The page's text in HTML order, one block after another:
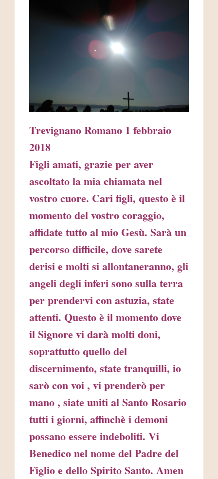
Trevignano Romano 1 febbraio
2018
Figli amati, grazie per aver
ascoltato la mia chiamata nel
vostro cuore. Cari figli, questo è il
momento del vostro coraggio,
affidate tutto al mio Gesù. Sarà un
percorso difficile, dove sarete
derisi e molti si allontaneranno, gli
angeli degli inferi sono sulla terra
per prendervi con astuzia, state
attenti. Questo è il momento dove
il Signore vi darà molti doni,
soprattutto quello del
discernimento, state tranquilli, io
sarò con voi , vi prenderò per
mano , siate uniti al Santo Rosario
tutti i giorni, affinchè i demoni
possano essere indeboliti. Vi
Benedico nel nome del Padre del
Figlio e dello Spirito Santo. Amen